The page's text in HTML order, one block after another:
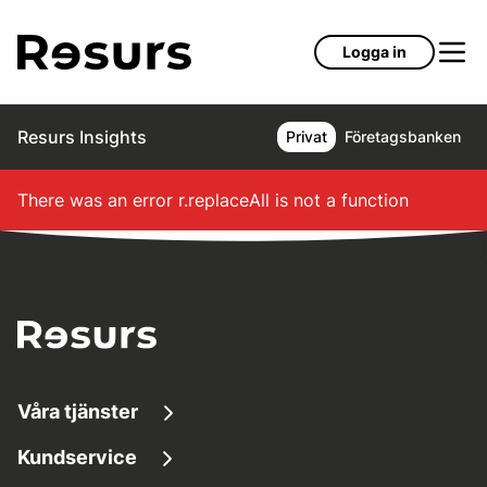
Logga in
Resurs Insights Privat Företagsbanken
There was an error r.replaceAll is not a function
Våra tjänster
Låna pengar
Kundservice